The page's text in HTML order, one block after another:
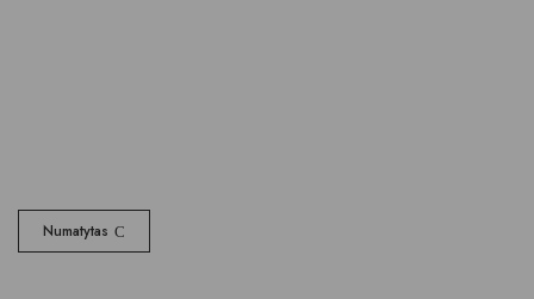
Numatytas